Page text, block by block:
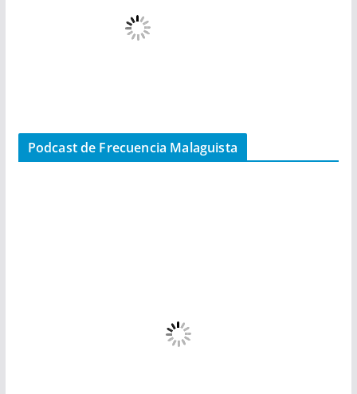
Podcast de Frecuencia Malaguista